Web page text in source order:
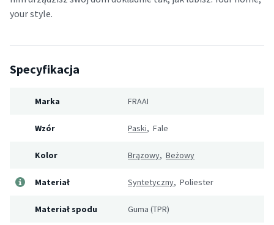
your style.
Specyfikacja
Marka FRAAI
Wzór Paski, Fale
Kolor Brązowy, Beżowy
Materiał Syntetyczny, Poliester
Materiał spodu Guma (TPR)